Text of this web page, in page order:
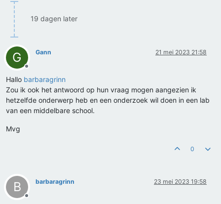
19 dagen later
G
Offline
Gann 21 mei 2023 21:58
Hallo barbaragrinn
Zou ik ook het antwoord op hun vraag mogen aangezien ik
hetzelfde onderwerp heb en een onderzoek wil doen in een lab
van een middelbare school.
Mvg
0
B
Offline
barbaragrinn 23 mei 2023 19:58